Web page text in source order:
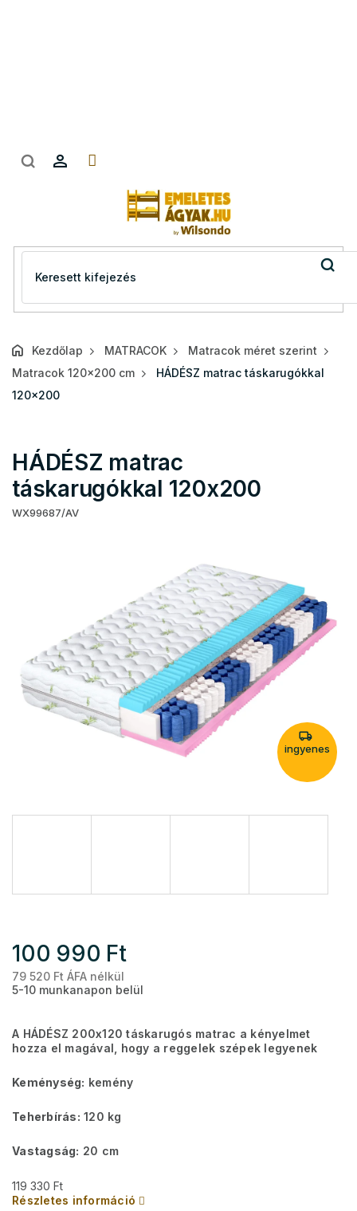
Kezdőlap MATRACOK
Matracok méret szerint
Matracok 120x200 cm
HÁDÉSZ matrac táskarugókkal
120x200
HÁDÉSZ matrac
táskarugókkal 120x200
WX99687/AV
ingyenes
100 990 Ft
79 520 Ft ÁFA nélkül
5-10 munkanapon belül
A HÁDÉSZ 200x120 táskarugós matrac a kényelmet
hozza el magával, hogy a reggelek szépek legyenek
Keménység: kemény
Teherbírás: 120 kg
Vastagság: 20 cm
119 330 Ft
Részletes információ